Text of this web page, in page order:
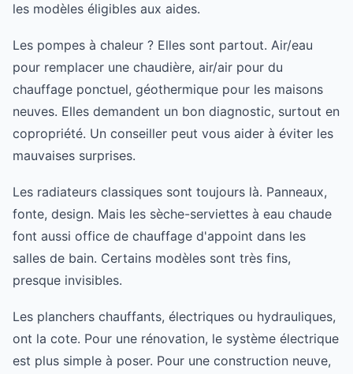
les modèles éligibles aux aides.
Les pompes à chaleur ? Elles sont partout. Air/eau
pour remplacer une chaudière, air/air pour du
chauffage ponctuel, géothermique pour les maisons
neuves. Elles demandent un bon diagnostic, surtout en
copropriété. Un conseiller peut vous aider à éviter les
mauvaises surprises.
Les radiateurs classiques sont toujours là. Panneaux,
fonte, design. Mais les sèche-serviettes à eau chaude
font aussi office de chauffage d'appoint dans les
salles de bain. Certains modèles sont très fins,
presque invisibles.
Les planchers chauffants, électriques ou hydrauliques,
ont la cote. Pour une rénovation, le système électrique
est plus simple à poser. Pour une construction neuve,